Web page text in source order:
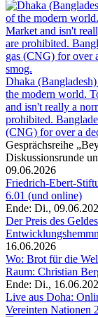
Dhaka
the modern world.
and isn't really a
prohibited.
(CNG) for over a
Gesprächsreihe
Diskussionsrunde
09.06.2026
Friedrich-Ebert-
6.01 (und online)
Ende: Di.,
Der Preis des
16.06.2026
Wo: Brot für die
Raum: Christian
Ende: Di.,
Live aus Doha:
Vereinten Nationen